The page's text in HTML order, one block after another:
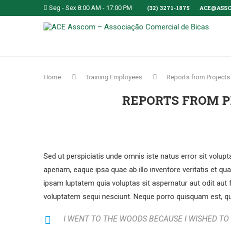
Seg - Sex 8:00 AM - 17:00 PM (32) 3271-1875
Home Training Employees Reports from
REPORTS FROM
Sed ut perspiciatis unde omnis iste natus error sit
aperiam, eaque ipsa quae ab illo inventore veritatis et
ipsam luptatem quia voluptas sit aspernatur aut odit
voluptatem sequi nesciunt. Neque porro quisquam est,
I WENT TO THE WOODS BECAUSE I WISHED